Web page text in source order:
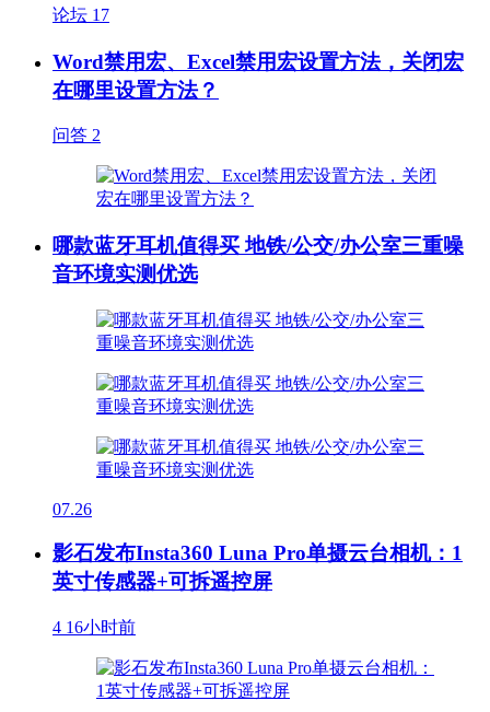
论坛 17
Word禁用宏、Excel禁用宏设置方法，关闭宏
在哪里设置方法？
问答 2
哪款蓝牙耳机值得买 地铁/公交/办公室三重噪
音环境实测优选
07.26
影石发布Insta360 Luna Pro单摄云台相机：1
英寸传感器+可拆遥控屏
4 16小时前